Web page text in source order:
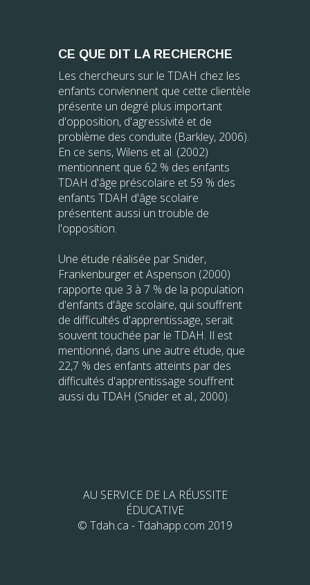
CE QUE DIT LA RECHERCHE
Les chercheurs sur le TDAH chez les
enfants conviennent que cette clientèle
présente un degré plus important
d'opposition, d'agressivité et de
problème des conduite (Barkley, 2006).
En ce sens, Wilens et al. (2002)
mentionnent que 62 % des enfants
TDAH d'âge préscolaire et 59 % des
enfants TDAH d'âge scolaire
présentent aussi un trouble de
l'opposition.
Une étude réalisée par Snider,
Frankenburger et Aspenson (2000)
rapporte que 3 à 7 % de la population
d'enfants d'âge scolaire, qui souffrent
de difficultés d'apprentissage, serait
souvent touchée par le TDAH. Il est
mentionné, dans une autre étude, que
22,7 % des enfants atteints par des
difficultés d'apprentissage souffrent
aussi du TDAH (Snider et al., 2000).
AU SERVICE DE LA RÉUSSITE
ÉDUCATIVE
© Tdah.ca - Tdahapp.com 2019